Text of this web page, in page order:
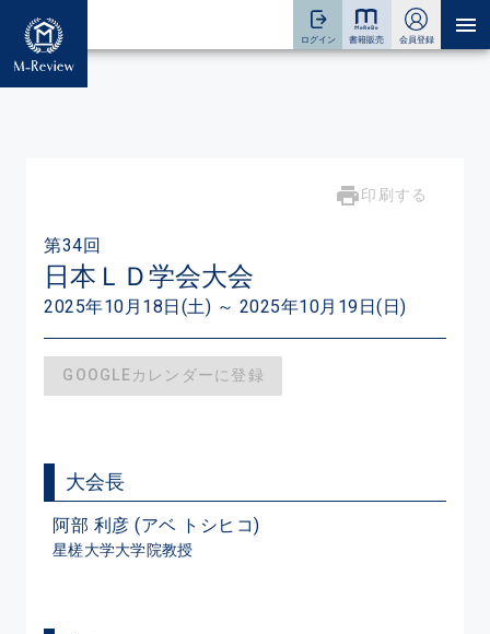
印刷する
第34回
日本ＬＤ学会大会
2025年10月18日(土) ～ 2025年10月19日(日)
GOOGLEカレンダーに登録
大会長
阿部 利彦 (アベ トシヒコ)
星槎大学大学院教授